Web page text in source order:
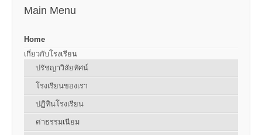
Main Menu
Home
เกี่ยวกับโรงเรียน
ปรัชญาวิสัยทัศน์
โรงเรียนของเรา
ปฏิทินโรงเรียน
ค่าธรรมเนียม